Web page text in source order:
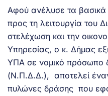
Αφού ανέλυσε τα βασικά
προς τη λειτουργία του
στελέχωση και την
Υπηρεσίας, ο κ. Δήμας
ΥΠΑ σε νομικό πρόσωπο
(Ν.Π.Δ.Δ.), αποτελεί
πυλώνες δράσης που